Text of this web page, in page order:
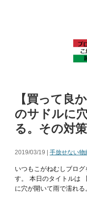
【買って良
のサドルに
る。その対
2019/03/19 | 手放せない物
いつもこがねむしブロ
す。 本日のタイトルは
に穴が開いて雨で濡れ